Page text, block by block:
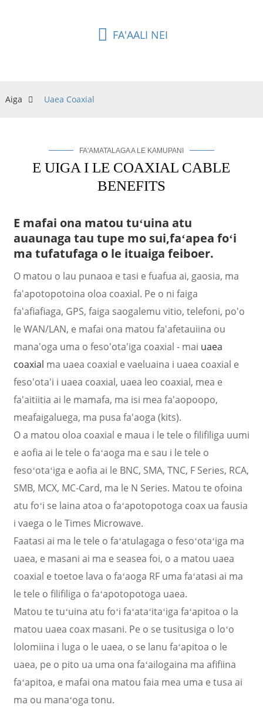
FA'AALI NEI
Aiga Uaea Coaxial
FA'AMATALAGA A LE KAMUPANI
E UIGA I LE COAXIAL CABLE
BENEFITS
E mafai ona matou tuʻuina atu
auaunaga tau tupe mo sui,faʻapea foʻi
ma tufatufaga o le ituaiga feiboer.
O matou o lau punaoa e tasi e fuafua ai, gaosia, ma
fa'apotopotoina oloa coaxial. Pe o ni faiga
fa'afiafiaga, GPS, faiga saogalemu vitio, telefoni, po'o
le WAN/LAN, e mafai ona matou fa'afetauiina ou
mana'oga uma o feso'ota'iga coaxial - mai uaea
coaxial ma uaea coaxial e vaeluaina i uaea coaxial e
feso'ota'i i uaea coaxial, uaea leo coaxial, mea e
fa'aitiitia ai le mamafa, ma isi mea fa'aopoopo,
meafaigaluega, ma pusa fa'aoga (kits).
O a matou oloa coaxial e maua i le tele o filifiliga uumi
e aofia ai le tele o faʻaoga ma e sau i le tele o
fesoʻotaʻiga e aofia ai le BNC, SMA, TNC, F Series, RCA,
SMB, MCX, MC-Card, ma le N Series. Matou te ofoina
atu foʻi se laina atoa o faʻapotopotoga coax ua fausia
i vaega o le Times Microwave.
Faatasi ai ma le tele o faʻatulagaga o fesoʻotaʻiga ma
uaea, e masani ai ma e seasea foi, o a matou uaea
coaxial e toetoe lava o faʻaoga RF uma faʻatasi ai ma
le tele o filifiliga o faʻapotopotoga uaea.
Matou te tuʻuina atu foʻi faʻataʻitaʻiga faʻapitoa o la
matou uaea coax masani. Pe o se tusitusiga o loʻo
lolomiina i luga o le uaea, o se lanu faʻapitoa o le
uaea, pe o pito ua uma ona faʻailogaina ma afifiina
faʻapitoa, e mafai ona matou faia mea uma e tusa ai
ma ou manaʻoga tonu.